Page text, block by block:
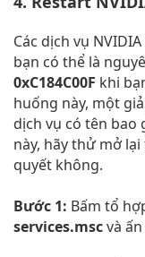
Các dịch vụ
bạn có thể là
0xC184C00F khi
huống này, một
dịch vụ có tên bao
này, hãy thử mở
quyết không.
Bước 1: Bấm tổ
services.mscvà ấn